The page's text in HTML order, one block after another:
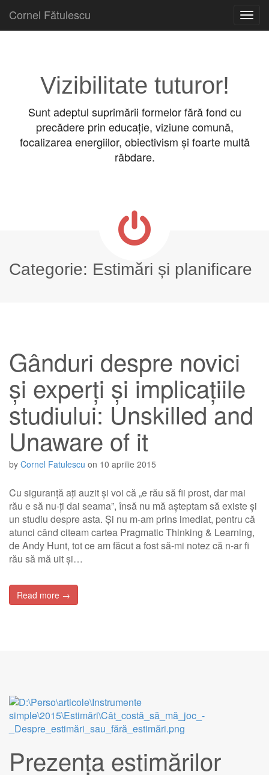
Cornel Fătulescu
Vizibilitate tuturor!
Sunt adeptul suprimării formelor fără fond cu
precădere prin educație, viziune comună,
focalizarea energiilor, obiectivism și foarte multă
răbdare.
Categorie: Estimări și planificare
Gânduri despre novici
și experți și implicațiile
studiului: Unskilled and
Unaware of it
by Cornel Fatulescu on 10 aprilie 2015
Cu siguranță ați auzit și voi că „e rău să fii prost, dar mai
rău e să nu-ți dai seama”, însă nu mă așteptam să existe și
un studiu despre asta. Și nu m-am prins imediat, pentru că
atunci când citeam cartea Pragmatic Thinking & Learning,
de Andy Hunt, tot ce am făcut a fost să-mi notez că n-ar fi
rău să mă uit și…
Read more →
Prezența estimărilor